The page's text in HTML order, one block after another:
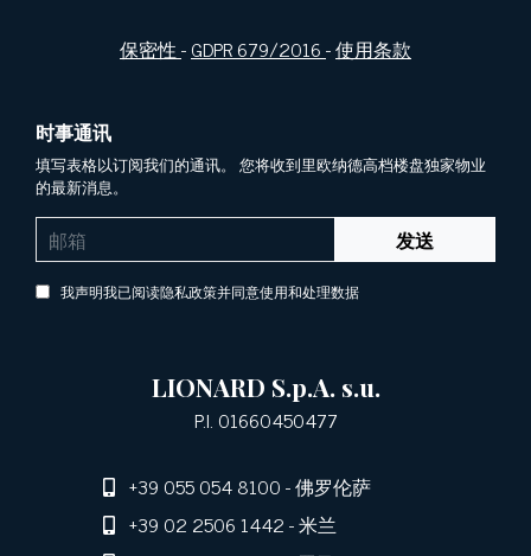
保密性-GDPR 679/2016-使用条款
时事通讯
填写表格以订阅我们的通讯。 您将收到里欧纳德高档楼盘独家物业
的最新消息。
发送
我声明我已阅读隐私政策并同意使用和处理数据
LIONARD S.p.A. s.u.
P.I. 01660450477
+39 055 054 8100- 佛罗伦萨
+39 02 2506 1442- 米兰